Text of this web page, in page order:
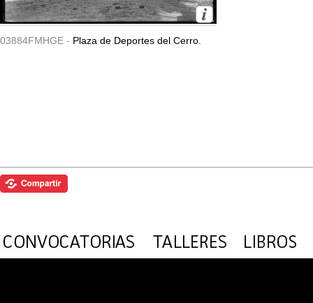
03884FMHGE - Plaza de Deportes del Cerro.